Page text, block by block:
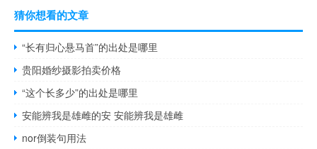
猜你想看的文章
“长有归心悬马首”的出处是哪里
贵阳婚纱摄影拍卖价格
“这个长多少”的出处是哪里
安能辨我是雄雌的安 安能辨我是雄雌
nor倒装句用法